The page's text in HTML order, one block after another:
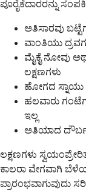
ಪೂರೈಕೆದಾರರನ್ನು
ಅತಿಸಾರವು
ವಾಂತಿಯು
ಮೈಕೈ ನೋವು
ಲಕ್ಷಣಗಳು
ಹೋಗದ ಸ್ನಾಯು
ಹಲವಾರು
ಇಲ್ಲ
ಅತಿಯಾದ
ಲಕ್ಷಣಗಳು
ಕಾಲರಾ ವೇಗವಾಗಿ
ಪ್ರಾರಂಭವಾಗುವುದು